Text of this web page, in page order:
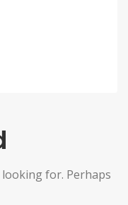
looking for. Perhaps